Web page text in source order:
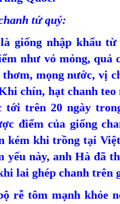
tứ quý:
giống nhập khẩu từ
như vỏ mỏng, quả
thơm, mọng nước, vị
chín, hạt chanh teo
tới trên 20 ngày
điểm của giống
kém khi trồng tại
yếu này, anh Hà đã
lai ghép chanh trên
rễ tôm mạnh khỏe